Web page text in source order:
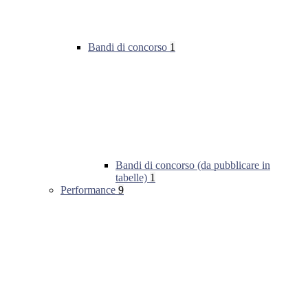
Bandi di concorso 1
Bandi di concorso (da pubblicare in
tabelle) 1
Performance 9